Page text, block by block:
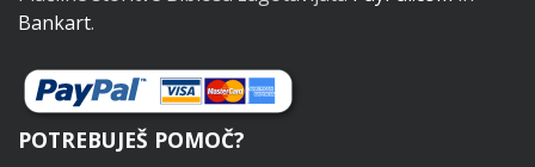
Bankart.
POTREBUJEŠ POMOČ?